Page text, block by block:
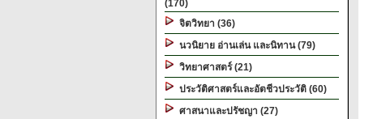
(170)
จิตวิทยา (36)
นวนิยาย อ่านเล่น และนิทาน (79)
วิทยาศาสตร์ (21)
ประวัติศาสตร์และอัตชีวประวัติ (60)
ศาสนาและปรัชญา (27)